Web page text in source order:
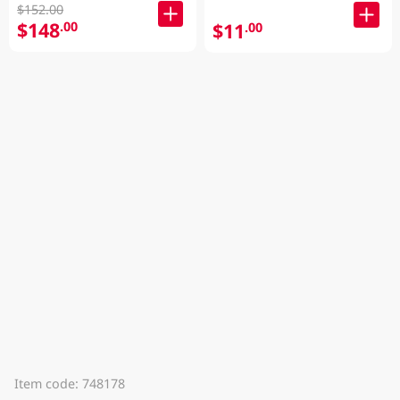
$152.00
$148.00 $11.00
Item code: 748178